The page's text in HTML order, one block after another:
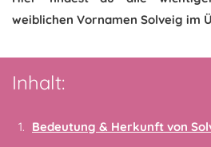
weiblichen Vornamen Solveig im
Inhalt:
Bedeutung & Herkunft von